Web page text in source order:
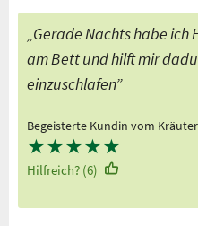
„Gerade Nachts habe ich
am Bett und hilft mir
einzuschlafen”
Begeisterte Kundin vom
★★★★★
Hilfreich? (6)